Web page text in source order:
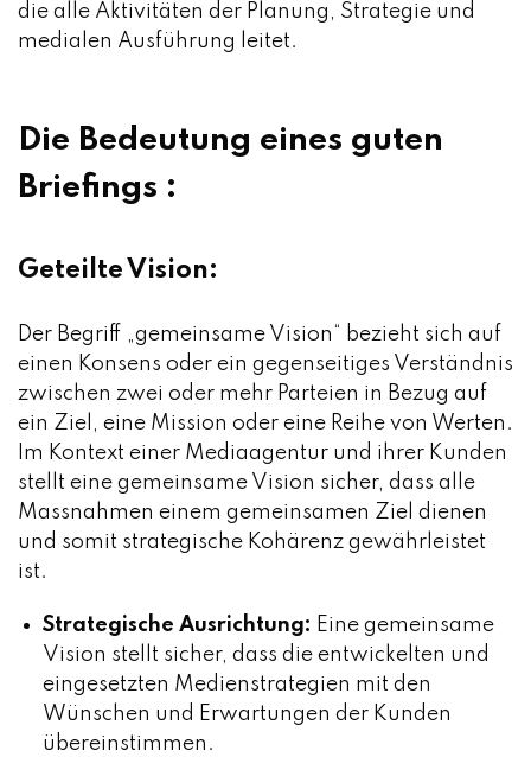
die alle Aktivitäten der Planung, Strategie und
medialen Ausführung leitet.
Die Bedeutung eines guten
Briefings :
Geteilte Vision:
Der Begriff „gemeinsame Vision“ bezieht sich auf
einen Konsens oder ein gegenseitiges Verständnis
zwischen zwei oder mehr Parteien in Bezug auf
ein Ziel, eine Mission oder eine Reihe von Werten.
Im Kontext einer Mediaagentur und ihrer Kunden
stellt eine gemeinsame Vision sicher, dass alle
Massnahmen einem gemeinsamen Ziel dienen
und somit strategische Kohärenz gewährleistet
ist.
Strategische Ausrichtung: Eine gemeinsame
Vision stellt sicher, dass die entwickelten und
eingesetzten Medienstrategien mit den
Wünschen und Erwartungen der Kunden
übereinstimmen.